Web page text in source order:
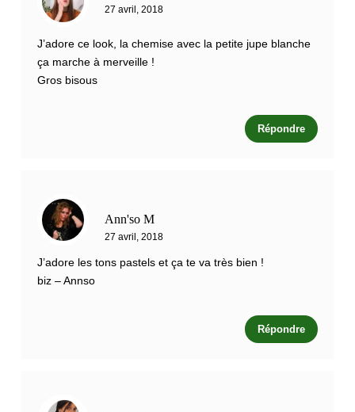
27 avril, 2018
J’adore ce look, la chemise avec la petite jupe blanche
ça marche à merveille !
Gros bisous
Répondre
Ann'so M
27 avril, 2018
J’adore les tons pastels et ça te va très bien !
biz – Annso
Répondre